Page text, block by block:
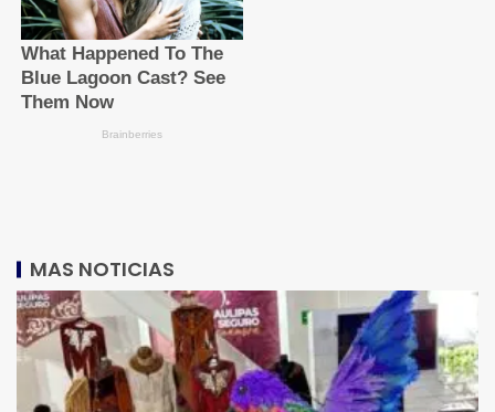
MAS NOTICIAS